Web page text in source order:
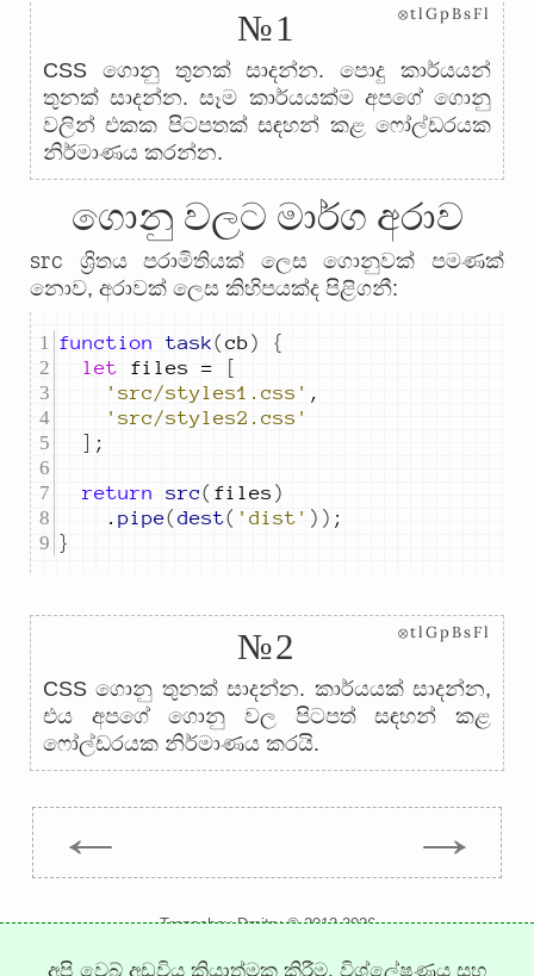
№1 ⊗tlGpBsFl
CSS ගොනු තුනක් සාදන්න. පොදු කාර්යයන්
තුනක් සාදන්න. සෑම කාර්යයක්ම අපගේ ගොනු
වලින් එකක පිටපතක් සඳහන් කළ ෆෝල්ඩරයක
නිර්මාණය කරන්න.
ගොනු වලට මාර්ග අරාව
src ශ්‍රිතය පරාමිතියක් ලෙස ගොනුවක් පමණක්
නොව, අරාවක් ලෙස කිහිපයක්ද පිළිගනී:
function task( cb)
{
let
files =
[
'src/styles1.css' ,
'src/styles2.css'
] ;
return src( files )
. pipe( dest( 'dist' )) ;
}
№2 ⊗tlGpBsFl
CSS ගොනු තුනක් සාදන්න. කාර්යයක් සාදන්න,
එය අපගේ ගොනු වල පිටපත් සඳහන් කළ
ෆෝල්ඩරයක නිර්මාණය කරයි.
← →
Trepachev Dmitry © 2012-2026
අපි වෙබ් අඩවිය ක්‍රියාත්මක කිරීම, විශ්ලේෂණය සහ